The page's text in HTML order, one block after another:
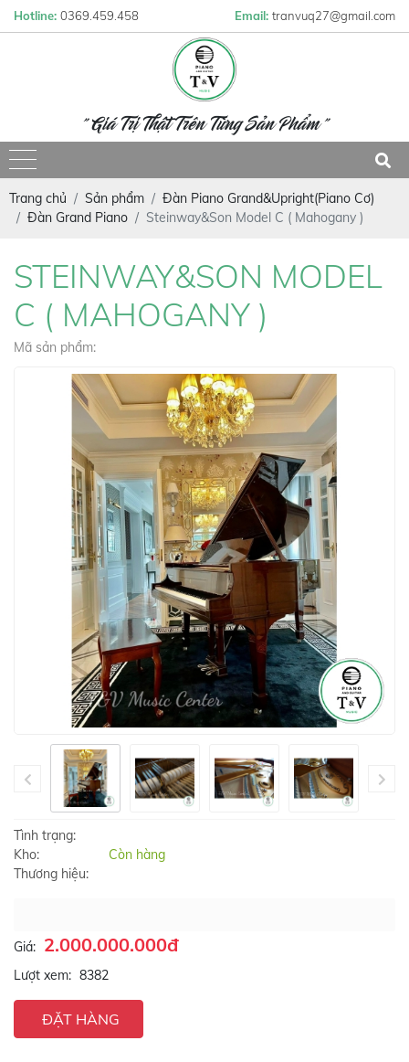
Hotline: 0369.459.458 Email: tranvuq27@gmail.com
" Giá Trị Thật Trên Từng Sản Phẩm "
Trang chủ Sản phẩm
Đàn Piano Grand&Upright(Piano Cơ)
Đàn Grand Piano
Steinway&Son Model C ( Mahogany )
STEINWAY&SON MODEL
C ( MAHOGANY )
Mã sản phẩm:
Tình trạng:
Kho:
Còn hàng
Thương hiệu:
Giá: 2.000.000.000đ
Lượt xem: 8382
ĐẶT HÀNG